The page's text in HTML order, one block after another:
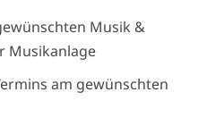
Musik &
Musikanlage
am gewünschten